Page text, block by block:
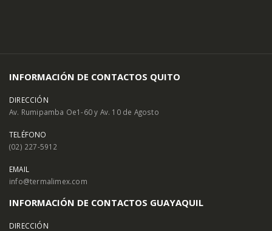
INFORMACIÓN DE CONTACTOS QUITO
DIRECCIÓN
Av. Rumipamba Oe1-60 y Av. 10 de Agosto
TELÉFONO
(02) 227-5912
EMAIL
info@termalimex.com
INFORMACIÓN DE CONTACTOS GUAYAQUIL
DIRECCIÓN